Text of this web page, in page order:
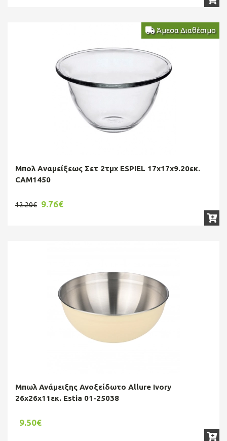
Άμεσα Διαθέσιμο
Μπολ Aναμείξεως Σετ 2τμχ ESPIEL 17x17x9.20εκ.
CAM1450
12.20€ 9.76€
Μπωλ Ανάμειξης Ανοξείδωτο Allure Ivory
26x26x11εκ. Estia 01-25038
9.50€